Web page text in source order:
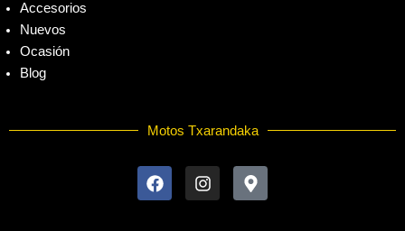
Accesorios
Nuevos
Ocasión
Blog
Motos Txarandaka
a
c
n
s
a
p